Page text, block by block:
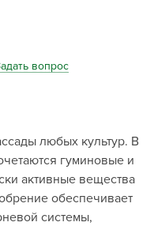
вопрос
любых культур. В
гуминовые и
активные вещества
обеспечивает
системы,